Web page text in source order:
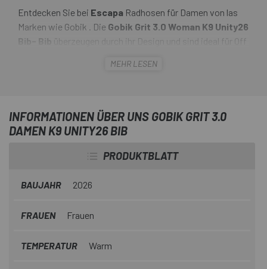
Entdecken Sie bei Escapa Radhosen für Damen von las
Marken wie Gobik . Die Gobik Grit 3.0 Woman K9 Unity26
Bib- Bib
überzeugen durch ihr Design und sind ideal für Off
weiterhin bewährte Funktionen wie Seitentaschen und
Zugriff und erhöht die Staukapazität, ohne die Stabilität
im sätteln zu beeinträchtigen.
MEHR LESEN
INFORMATIONEN ÜBER UNS GOBIK GRIT 3.0
DAMEN K9 UNITY26 BIB
PRODUKTBLATT
BAUJAHR 2026
FRAUEN Frauen
TEMPERATUR Warm